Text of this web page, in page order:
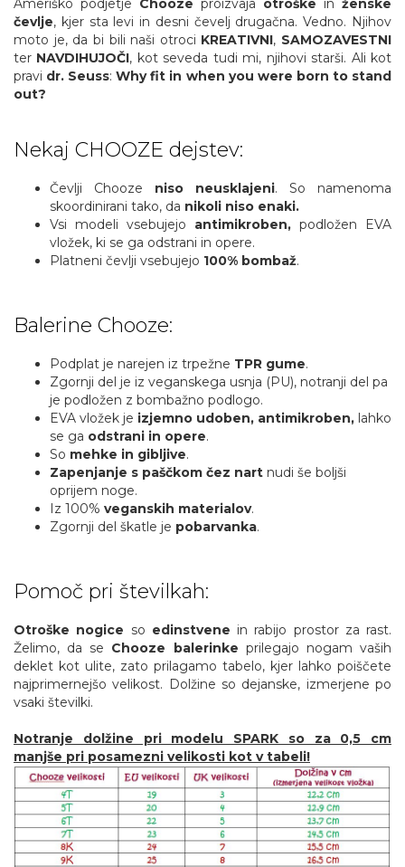
Ameriško podjetje Chooze proizvaja otroške in ženske
čevlje, kjer sta levi in desni čevelj drugačna. Vedno. Njihov
moto je, da bi bili naši otroci KREATIVNI, SAMOZAVESTNI
ter NAVDIHUJOČI, kot seveda tudi mi, njihovi starši. Ali kot
pravi dr. Seuss:Why fit in when you were born to stand
out?
Nekaj CHOOZE dejstev:
Čevlji Chooze niso neusklajeni. So namenoma
skoordinirani tako, da nikoli niso enaki.
Vsi modeli vsebujejo antimikroben, podložen EVA
vložek, ki se ga odstrani in opere.
Platneni čevlji vsebujejo 100% bombaž.
Balerine Chooze:
Podplat je narejen iz trpežne TPR gume.
Zgornji del je iz veganskega usnja (PU), notranji del pa
je podložen z bombažno podlogo.
EVA vložek je izjemno udoben, antimikroben, lahko
se ga odstrani in opere.
So mehke in gibljive.
Zapenjanje s paščkom čez nart nudi še boljši
oprijem noge.
Iz 100% veganskih materialov.
Zgornji del škatle je pobarvanka.
Pomoč pri številkah:
Otroške nogice so edinstvene in rabijo prostor za rast.
Želimo, da se Chooze balerinke prilegajo nogam vaših
deklet kot ulite, zato prilagamo tabelo, kjer lahko poiščete
najprimernejšo velikost. Dolžine so dejanske, izmerjene po
vsaki številki.
Notranje dolžine pri modelu SPARK so za 0,5 cm
manjše pri posamezni velikosti kot v tabeli!